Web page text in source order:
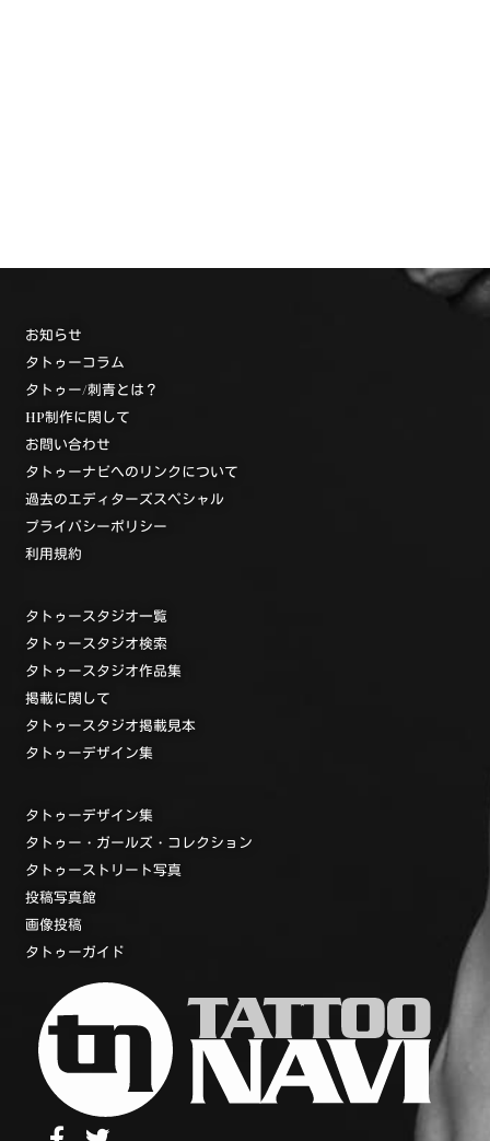
お知らせ
タトゥーコラム
タトゥー/刺青とは？
HP制作に関して
お問い合わせ
タトゥーナビへのリンクについて
過去のエディターズスペシャル
プライバシーポリシー
利用規約
タトゥースタジオ一覧
タトゥースタジオ検索
タトゥースタジオ作品集
掲載に関して
タトゥースタジオ掲載見本
タトゥーデザイン集
タトゥーデザイン集
タトゥー・ガールズ・コレクション
タトゥーストリート写真
投稿写真館
画像投稿
タトゥーガイド